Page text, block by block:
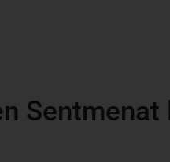
Sentmenat